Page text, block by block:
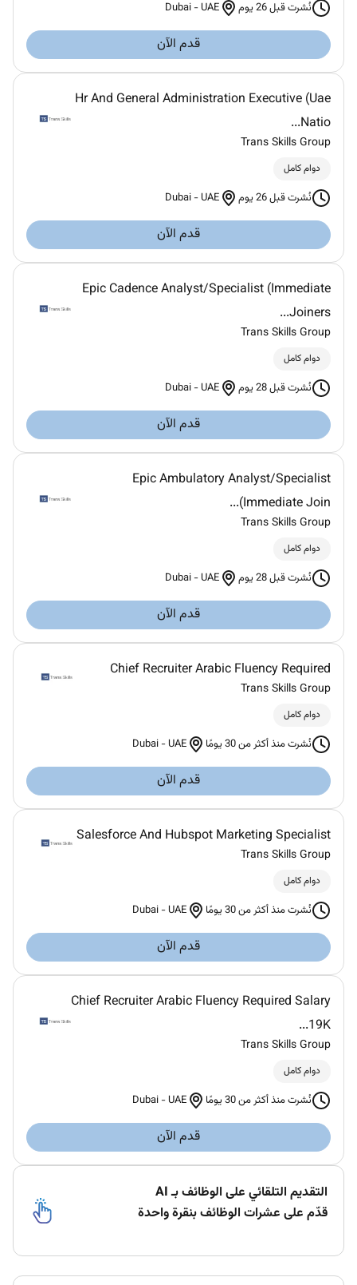
نُشرت قبل 26 يوم Dubai -UAE
قدم الآن
Hr And General Administration Executive (Uae
Natio...
Trans Skills Group
دوام كامل
نُشرت قبل 26 يوم Dubai -UAE
قدم الآن
Epic Cadence Analyst/Specialist (Immediate
Joiners...
Trans Skills Group
دوام كامل
نُشرت قبل 28 يوم Dubai -UAE
قدم الآن
Epic Ambulatory Analyst/Specialist
(Immediate Join...
Trans Skills Group
دوام كامل
نُشرت قبل 28 يوم Dubai -UAE
قدم الآن
Chief Recruiter Arabic Fluency Required
Trans Skills Group
دوام كامل
نُشرت منذ أكثر من 30 يومًا Dubai -UAE
قدم الآن
Salesforce And Hubspot Marketing Specialist
Trans Skills Group
دوام كامل
نُشرت منذ أكثر من 30 يومًا Dubai -UAE
قدم الآن
Chief Recruiter Arabic Fluency Required Salary
19K...
Trans Skills Group
دوام كامل
نُشرت منذ أكثر من 30 يومًا Dubai -UAE
قدم الآن
التقديم التلقائي على الوظائف بـ AI
قدّم على عشرات الوظائف بنقرة واحدة